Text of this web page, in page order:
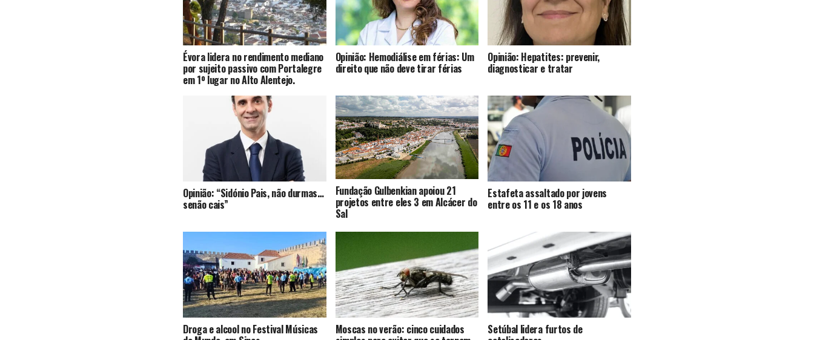
Évora lidera no rendimento mediano
por sujeito passivo com Portalegre
em 1º lugar no Alto Alentejo.
Opinião: Hemodiálise em férias: Um
direito que não deve tirar férias
Opinião: Hepatites: prevenir,
diagnosticar e tratar
Opinião: “Sidónio Pais, não durmas…
senão cais”
Fundação Gulbenkian apoiou 21
projetos entre eles 3 em Alcácer do
Sal
Estafeta assaltado por jovens
entre os 11 e os 18 anos
Droga e alcool no Festival Músicas Moscas no verão: cinco cuidados Setúbal lidera furtos de